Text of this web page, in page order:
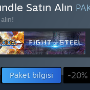
Satın Alın
Paket bilgisi -20%